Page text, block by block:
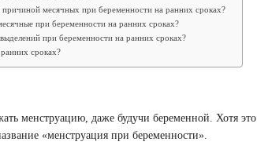
месячных при беременности на ранних сроках?
при беременности на ранних сроках?
при беременности на ранних сроках?
сроках?
менструацию, даже будучи беременной. Хотя это
«менструация при беременности».